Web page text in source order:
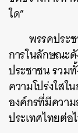
ใด”
พรรคประ
การในลักษณะดั
ประชาชน รวม
ความโปร่งใสใ
องค์กรที่มีควา
ประเทศไทยต่อ